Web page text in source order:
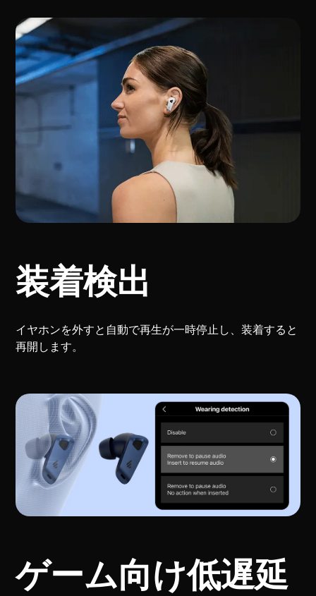
装着検出
イヤホンを外すと自動で再生が一時停止し、装着すると
再開します。
ゲーム向け低遅延